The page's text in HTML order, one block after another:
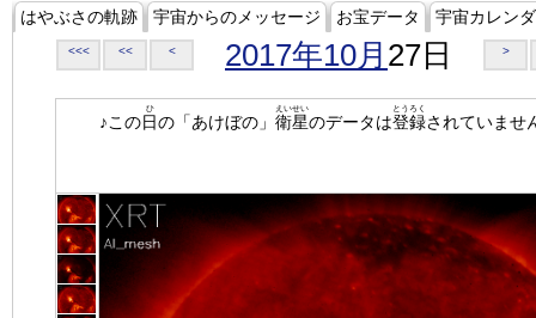
はやぶさの軌跡 宇宙からのメッセージ お宝データ 宇宙カレン
<<< << < 2017年10月 27日 >
♪この日
ひ
の「あけぼの」 衛星
えいせい
のデータは登録
とうろく
されていませ